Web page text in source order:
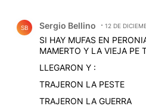
SB Sergio Bellino 12 DE
SI HAY MUFAS EN
MAMERTO Y LA VIEJA PE
LLEGARON Y :
TRAJERON LA PESTE
TRAJERON LA GUERRA